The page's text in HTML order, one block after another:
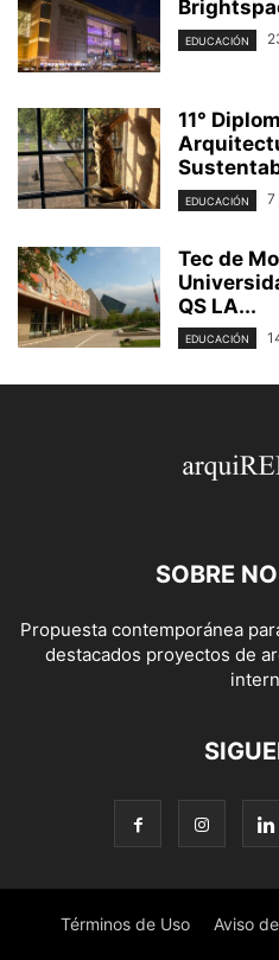
EDUCACIÓN
11°
EDUCACIÓN 7
Tec de
QS LA...
EDUCACIÓN
SOBRE
Propuesta contemporánea
destacados proyectos de
Términos de Uso Aviso